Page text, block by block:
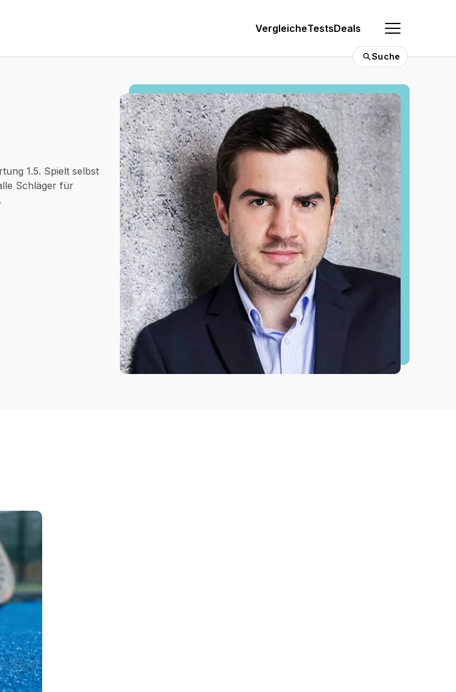
VergleicheTestsDeals
Suche
für
Padelschläger unter 100 € Die besten Padel Bälle
1.5. Spielt selbst
Schläger für